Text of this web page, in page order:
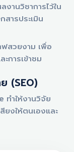
านวิชาการไว้ใน
สารประเมิน
ฟสวยงาม เพื่อ
การเข้าชม
(SEO)
ทำให้งานวิจัย
งให้ตนเองและ